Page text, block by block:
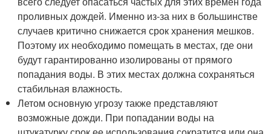
проливных дождей. Именно из-за них в большинстве
случаев критично снижается срок хранения мешков.
Поэтому их необходимо помещать в местах, где они
будут гарантированно изолированы от прямого
попадания воды. В этих местах должна сохраняться
стабильная влажность.
Летом основную угрозу также представляют
возможные дожди. При попадании воды на